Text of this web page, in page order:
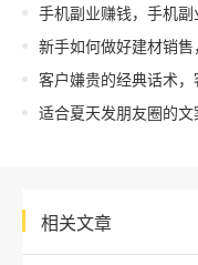
手机副业赚钱，手机副业赚钱的路子有哪
新手如何做好建材销售，新手卖建材哪些好入手
客户嫌贵的经典话术，客户抱怨价格的常见表
适合夏天发朋友圈的文案，适合夏天发朋友圈的文案
相关文章